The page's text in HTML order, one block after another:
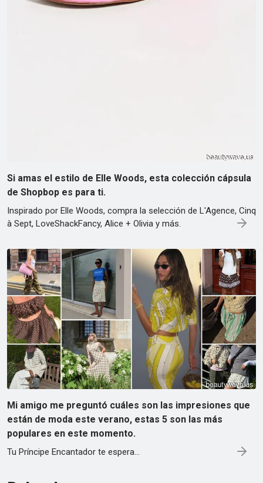
Si amas el estilo de Elle Woods, esta colección cápsula
de Shopbop es para ti.
Inspirado por Elle Woods, compra la selección de L'Agence, Cinq
à Sept, LoveShackFancy, Alice + Olivia y más.
Mi amigo me preguntó cuáles son las impresiones que
están de moda este verano, estas 5 son las más
populares en este momento.
Tu Príncipe Encantador te espera...